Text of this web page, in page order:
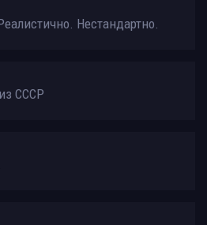
Нестандартно.
СССР